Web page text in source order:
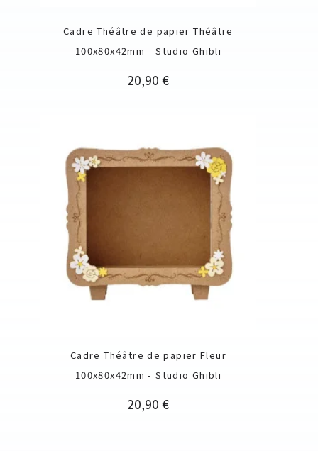
Cadre Théâtre de papier Théâtre
100x80x42mm - Studio Ghibli
Prix
20,90 €
Cadre Théâtre de papier Fleur
100x80x42mm - Studio Ghibli
Prix
20,90 €